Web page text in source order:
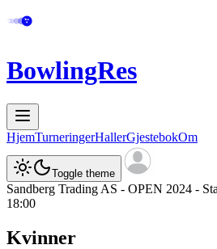
BowlingRes
HjemTurneringerHallerGjestebokOm
Toggle theme
Sandberg Trading AS - OPEN 2024 -
18:00
Kvinner